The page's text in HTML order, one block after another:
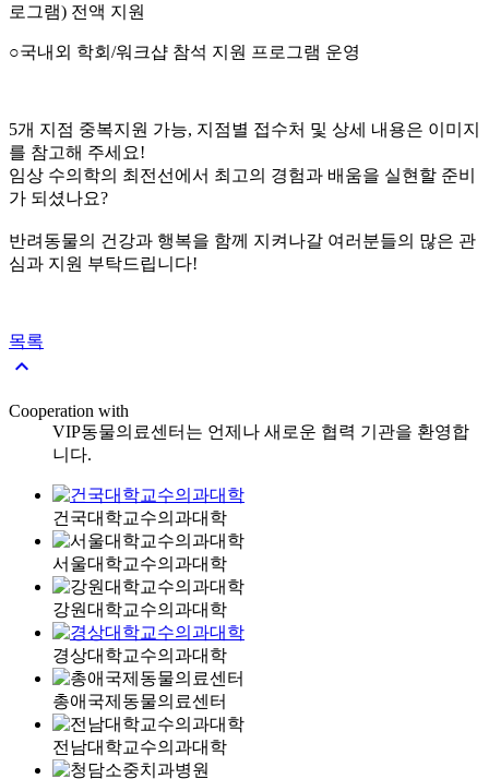
로그램) 전액 지원
○국내외 학회/워크샵 참석 지원 프로그램 운영
5개 지점 중복지원 가능, 지점별 접수처 및 상세 내용은 이미지
를 참고해 주세요!
임상 수의학의 최전선에서 최고의 경험과 배움을 실현할 준비
가 되셨나요?
반려동물의 건강과 행복을 함께 지켜나갈 여러분들의 많은 관
심과 지원 부탁드립니다!
목록

Cooperation with
VIP동물의료센터는 언제나 새로운 협력 기관을 환영합
니다.
건국대학교수의과대학
서울대학교수의과대학
강원대학교수의과대학
경상대학교수의과대학
총애국제동물의료센터
전남대학교수의과대학